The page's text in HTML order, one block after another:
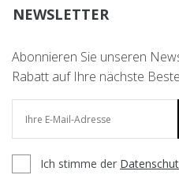
NEWSLETTER
Abonnieren Sie unseren
Rabatt auf Ihre nächste
Ich stimme der